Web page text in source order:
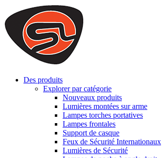
We use cookies to ensure that we provide you
you a better experience. To learn more or to find
ACCEPT AND CLOSE
Des produits
Explorer par catégorie
Nouveaux produits
Lumières montées sur arme
Lampes torches portatives
Lampes frontales
Support de casque
Feux de Sécurité Internationaux
Lumières de Sécurité